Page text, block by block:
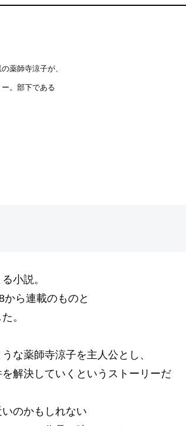
薬師寺涼子が、
。部下である
小説。
ら連載のものと
。
な薬師寺涼子を主人公とし、
解決していくというストーリーだ
のかもしれない